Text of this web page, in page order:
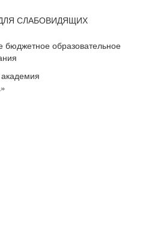
бюджетное образовательное
академия